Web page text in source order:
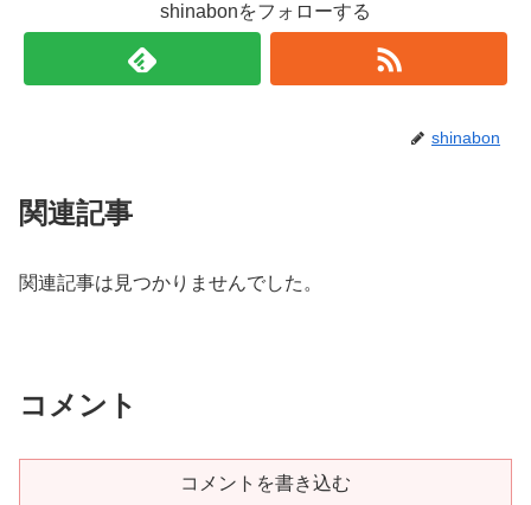
shinabonをフォローする
shinabon
関連記事
関連記事は見つかりませんでした。
コメント
コメントを書き込む